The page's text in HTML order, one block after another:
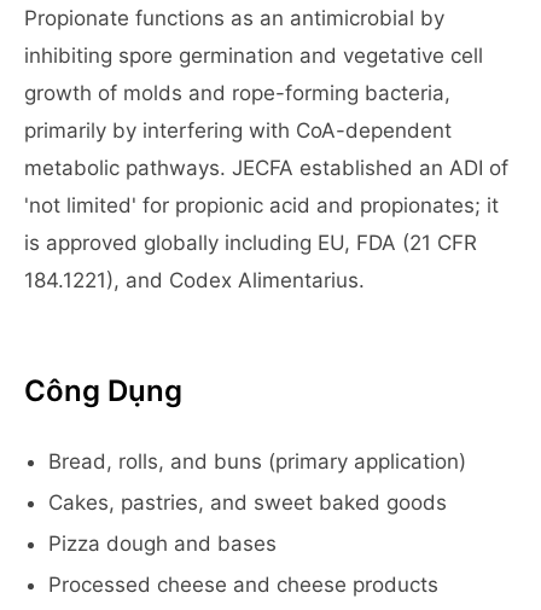
Propionate functions as an antimicrobial by
inhibiting spore germination and vegetative cell
growth of molds and rope-forming bacteria,
primarily by interfering with CoA-dependent
metabolic pathways. JECFA established an ADI of
'not limited' for propionic acid and propionates; it
is approved globally including EU, FDA (21 CFR
184.1221), and Codex Alimentarius.
Công Dụng
Bread, rolls, and buns (primary application)
Cakes, pastries, and sweet baked goods
Pizza dough and bases
Processed cheese and cheese products